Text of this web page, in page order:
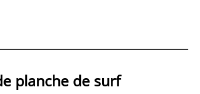
planche de surf